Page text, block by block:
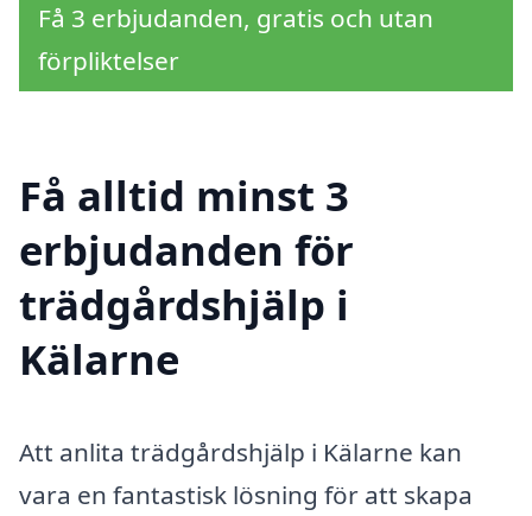
Få 3 erbjudanden, gratis och utan
förpliktelser
Få alltid minst 3
erbjudanden för
trädgårdshjälp i
Kälarne
Att anlita trädgårdshjälp i Kälarne kan
vara en fantastisk lösning för att skapa